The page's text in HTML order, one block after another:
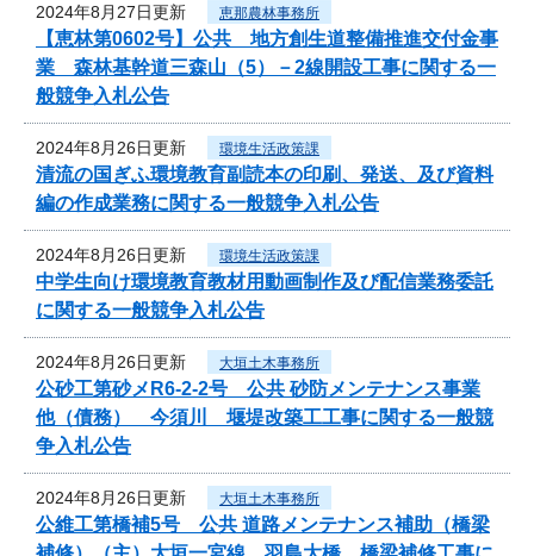
2024年8月27日更新 恵那農林事務所
【恵林第0602号】公共 地方創生道整備推進交付金事
業 森林基幹道三森山（5）－2線開設工事に関する一
般競争入札公告
2024年8月26日更新 環境生活政策課
清流の国ぎふ環境教育副読本の印刷、発送、及び資料
編の作成業務に関する一般競争入札公告
2024年8月26日更新 環境生活政策課
中学生向け環境教育教材用動画制作及び配信業務委託
に関する一般競争入札公告
2024年8月26日更新 大垣土木事務所
公砂工第砂メR6-2-2号 公共 砂防メンテナンス事業
他（債務） 今須川 堰堤改築工工事に関する一般競
争入札公告
2024年8月26日更新 大垣土木事務所
公維工第橋補5号 公共 道路メンテナンス補助（橋梁